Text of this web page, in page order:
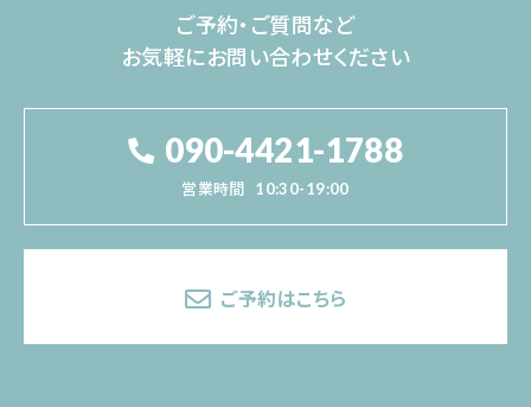
ご予約・ご質問など
お気軽にお問い合わせください
090-4421-1788
営業時間 10:30-19:00
ご予約はこちら